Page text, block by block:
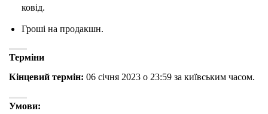
ковід.
Гроші на продакшн.
Терміни
Кінцевий термін: 06 січня 2023 о 23:59 за київським часом.
Умови: